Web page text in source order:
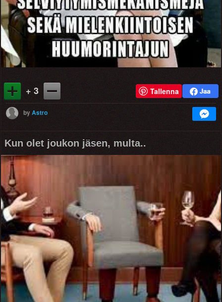
+ 3 Tallenna
byAstro
Kun olet joukon jäsen, multa..